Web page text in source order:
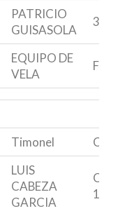
PATRICIO
GUISASOLA
EQUIPO DE
VELA
Timonel
LUIS
CABEZA
GARCIA